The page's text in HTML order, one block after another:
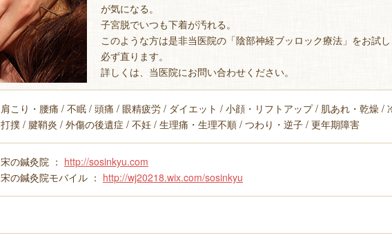
が気になる。
子宮脱でいつも下着が汚れる。
このような方は是非当医院の「陰部神経ブッロック療法」をお試し
​必ず直ります。
詳しくは、当医院にお問い合わせください。
肩こり・腰痛 / 不眠 / 頭痛 / 眼精疲労 / ダイエット / 小顔・リフトアップ / 肌あれ・乾燥 /
打撲 / 腱鞘炎 / 外傷の後遺症 / 不妊 / 生理痛・生理不順 / つわり・逆子 / 更年期障害
宋の鍼灸院 ： http://sosinkyu.com
宋の鍼灸院モバイル ： http://wj20218.wix.com/sosinkyu